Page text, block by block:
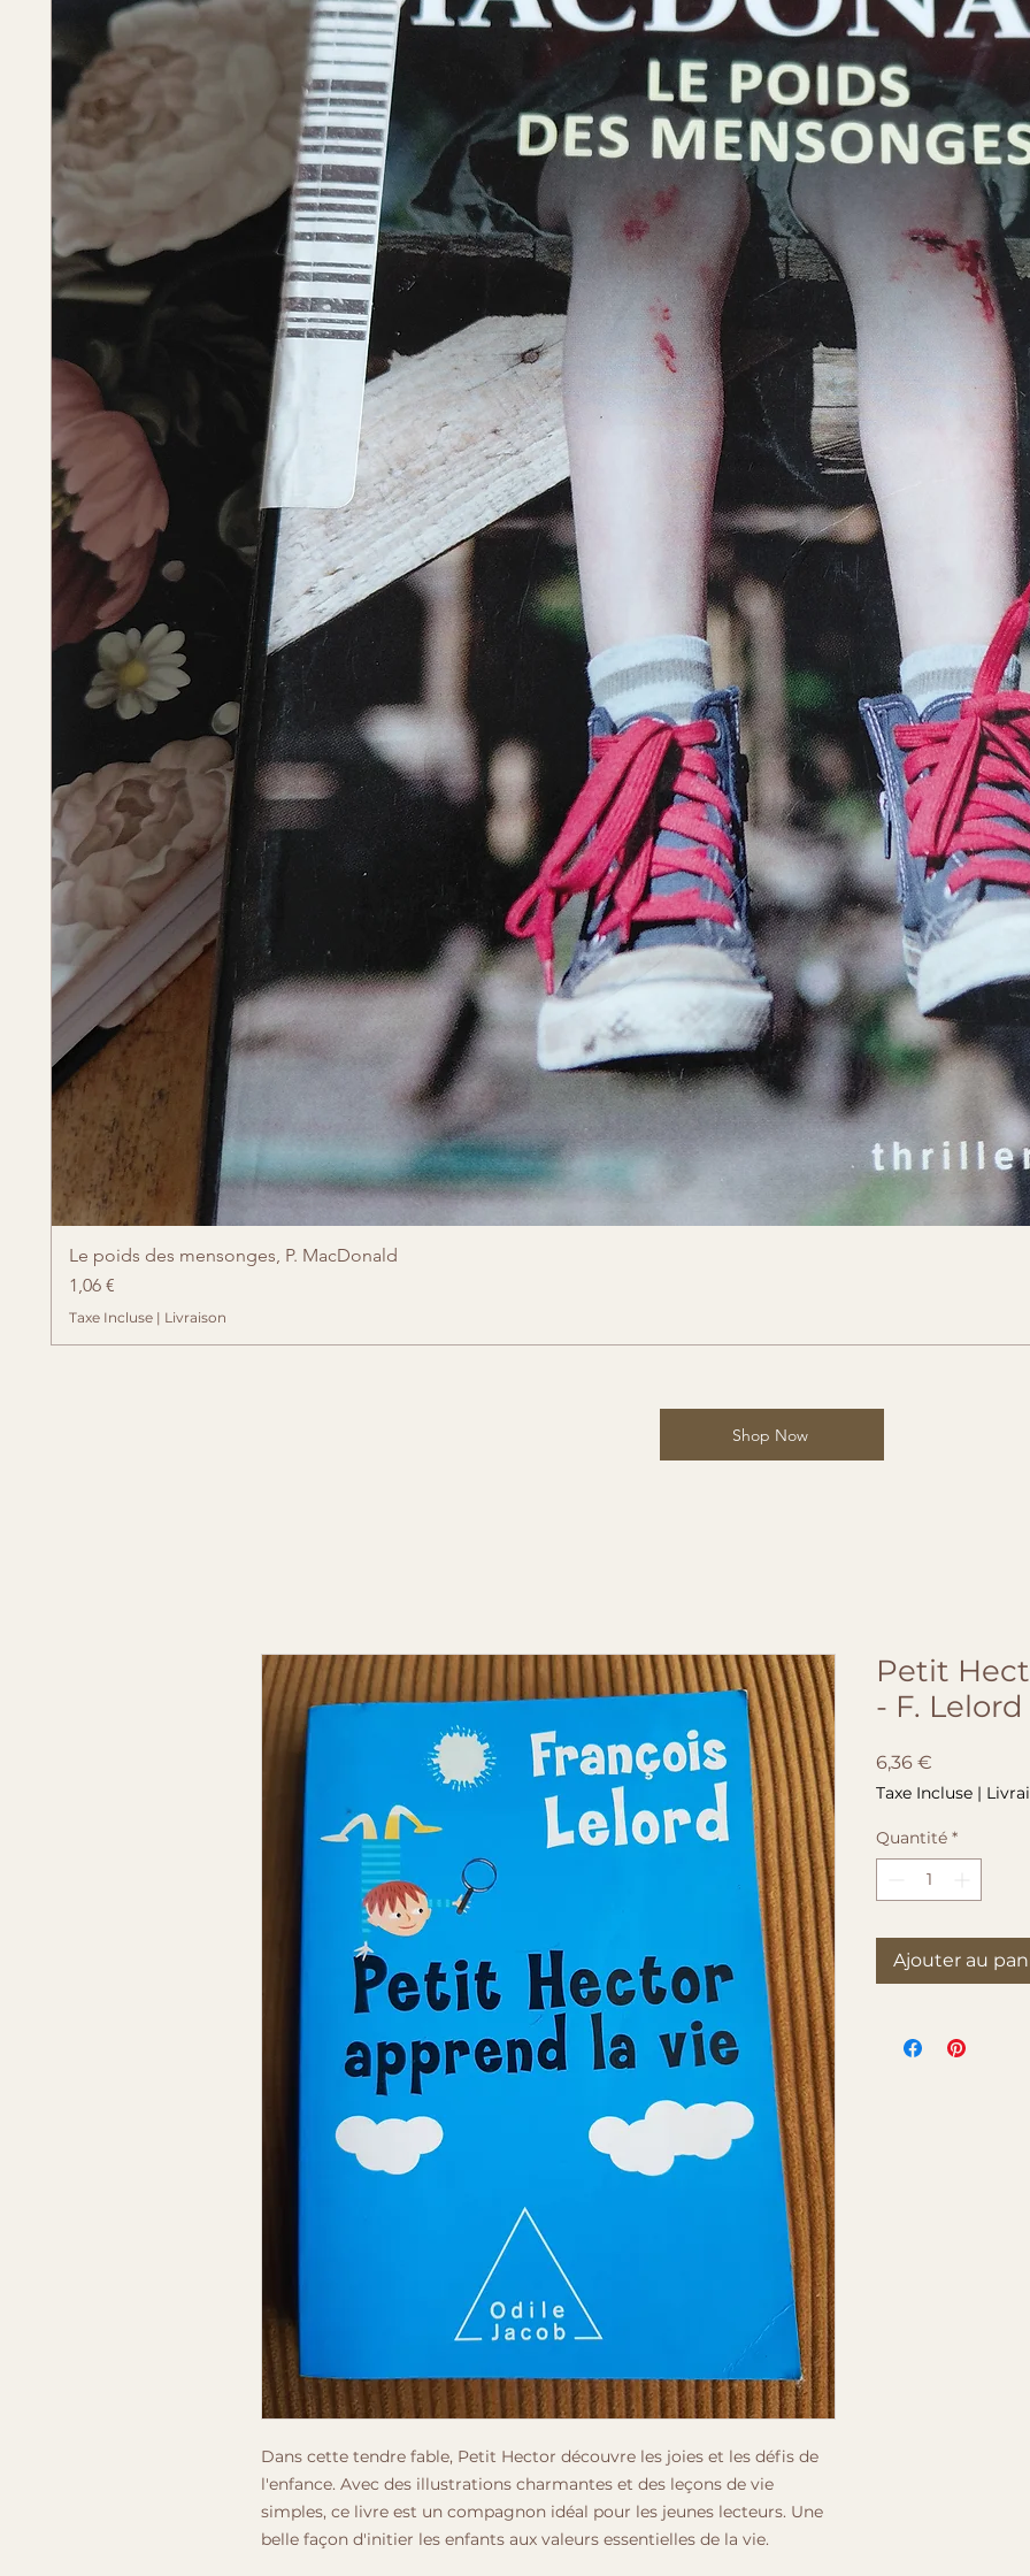
Le poids des mensonges, P. MacDonald
Prix
1,06 €
Taxe Incluse | Livraison
Shop Now
Dans cette tendre fable, Petit Hector découvre les joies et les défis de
l'enfance. Avec des illustrations charmantes et des leçons de vie
simples, ce livre est un compagnon idéal pour les jeunes lecteurs. Une
belle façon d'initier les enfants aux valeurs essentielles de la vie.
Petit
- F.
6,36 €
Taxe Incluse |
Quantité *
Ajouter au